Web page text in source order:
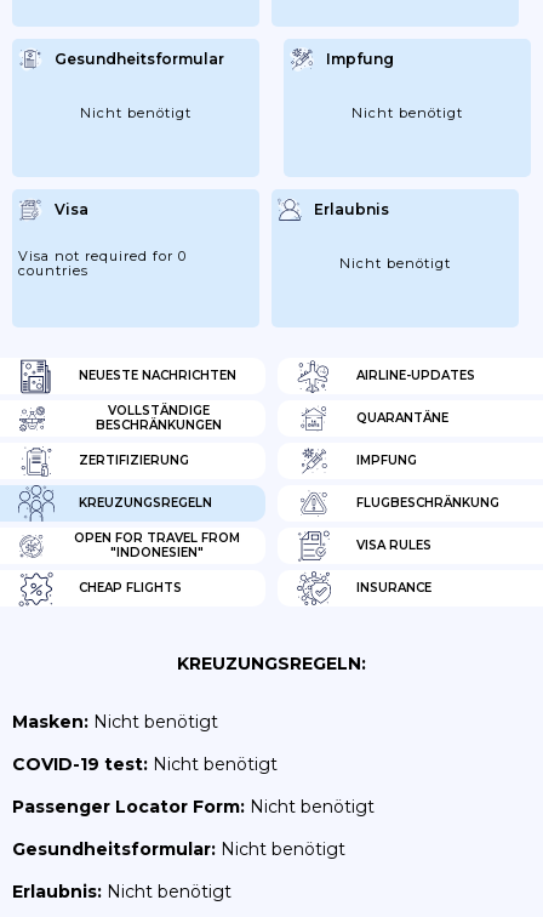
NEUESTE NACHRICHTEN AIRLINE-UPDATES
VOLLSTÄNDIGE
BESCHRÄNKUNGEN
QUARANTÄNE
ZERTIFIZIERUNG IMPFUNG
KREUZUNGSREGELN FLUGBESCHRÄNKUNG
OPEN FOR TRAVEL FROM
"INDONESIEN"
VISA RULES
CHEAP FLIGHTS INSURANCE
Gesundheitsformular
Nicht benötigt
Impfung
Nicht benötigt
Visa
Visa not required for 0
countries
Erlaubnis
Nicht benötigt
KREUZUNGSREGELN:
Masken: Nicht benötigt
COVID-19 test: Nicht benötigt
Passenger Locator Form: Nicht benötigt
Gesundheitsformular: Nicht benötigt
Erlaubnis: Nicht benötigt